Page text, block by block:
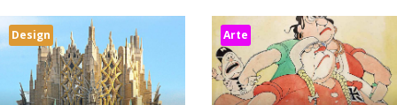
Design Arte